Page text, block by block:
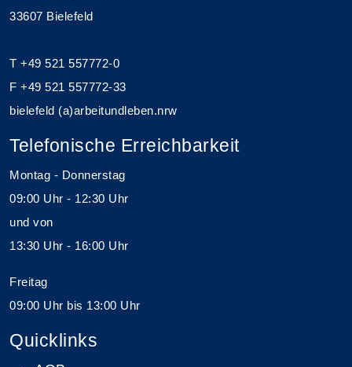
33607 Bielefeld
T +49 521 557772-0
F +49 521 557772-33
bielefeld (a)arbeitundleben.nrw
Telefonische Erreichbarkeit
Montag - Donnerstag
09:00 Uhr - 12:30 Uhr
und von
13:30 Uhr - 16:00 Uhr
Freitag
09:00 Uhr bis 13:00 Uhr
Quicklinks